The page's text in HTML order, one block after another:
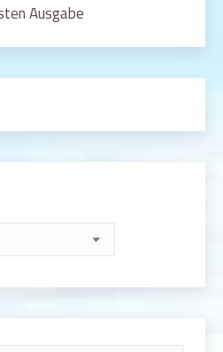
Ausgabe